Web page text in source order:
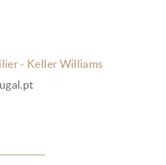
- Keller Williams